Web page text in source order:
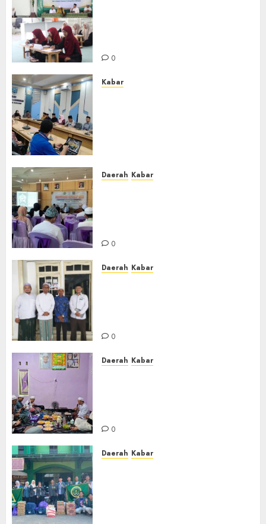
0
Kabar
Daerah Kabar
0
Daerah Kabar
0
Daerah Kabar
0
Daerah Kabar